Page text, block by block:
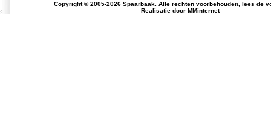
Copyright © 2005-2026 Spaarbaak. Alle rechten voorbehouden, lees de
Realisatie door MMinternet